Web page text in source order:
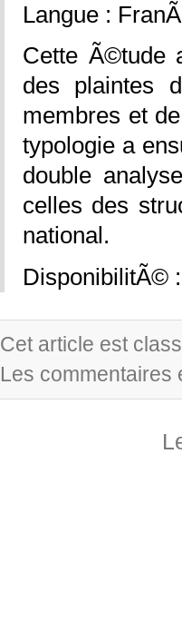
Langue :
Cette Ã©tude
des plaintes
membres et
typologie a
double
celles des
national.
DisponibilitÃ©
Cet article est
Les commentaires